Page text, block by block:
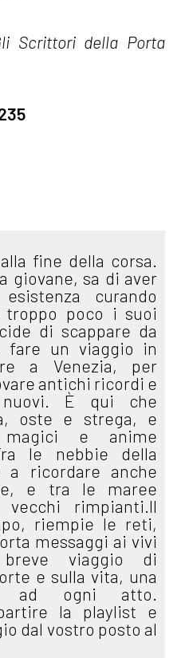
Scrittori della Porta
fine della corsa.
giovane, sa di aver
curando
poco i suoi
di scappare da
fare un viaggio in
a Venezia, per
antichi ricordi e
È qui che
oste e strega, e
e anime
le nebbie della
a ricordare anche
e tra le maree
rimpianti.Il
riempie le reti,
messaggi ai vivi
viaggio di
e sulla vita, una
ad ogni atto.
la playlist e
dal vostro posto al